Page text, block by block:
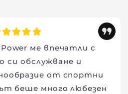
ме впечатли с
си обслужване и
от спортни
беше много любезен